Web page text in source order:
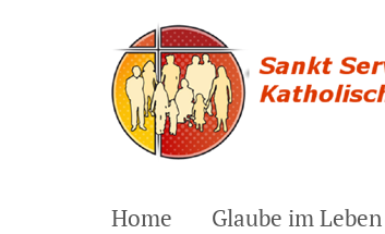
Home Glaube im Leben